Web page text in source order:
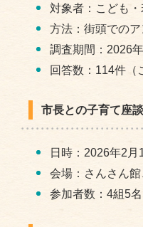
対象者：こども
方法：街頭での
調査期間：2026
回答数：114件（
市長との子育て座
日時：2026年2月
会場：さんさん
参加者数：4組5